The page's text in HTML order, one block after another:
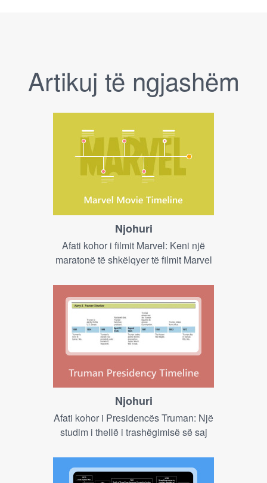
Artikuj të ngjashëm
Njohuri
Afati kohor i filmit Marvel: Keni një
maratonë të shkëlqyer të filmit Marvel
Njohuri
Afati kohor i Presidencës Truman: Një
studim i thellë i trashëgimisë së saj